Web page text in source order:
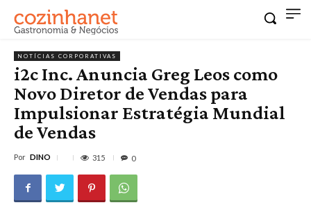
NOTÍCIAS CORPORATIVAS
i2c Inc. Anuncia Greg Leos como
Novo Diretor de Vendas para
Impulsionar Estratégia Mundial
de Vendas
Por DINO 315 0